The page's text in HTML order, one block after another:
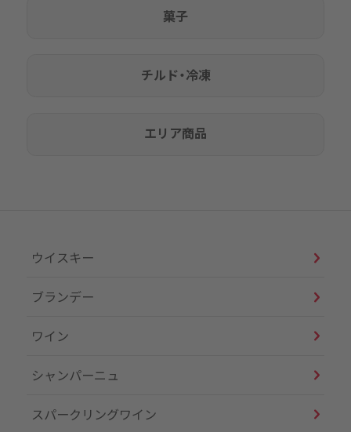
菓子
チルド・冷凍
エリア商品
ウイスキー
ブランデー
ワイン
シャンパーニュ
スパークリングワイン